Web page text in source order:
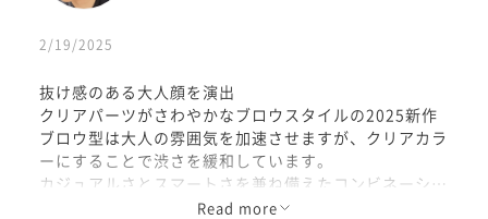
2/19/2025
抜け感のある大人顔を演出
クリアパーツがさわやかなブロウスタイルの2025新作
ブロウ型は大人の雰囲気を加速させますが、クリアカラ
ーにすることで渋さを緩和しています。
カジュアルさとスマートさを兼ね備えたコンビネーショ
ンメガネで、日常のファッションをアップデート。
Read more